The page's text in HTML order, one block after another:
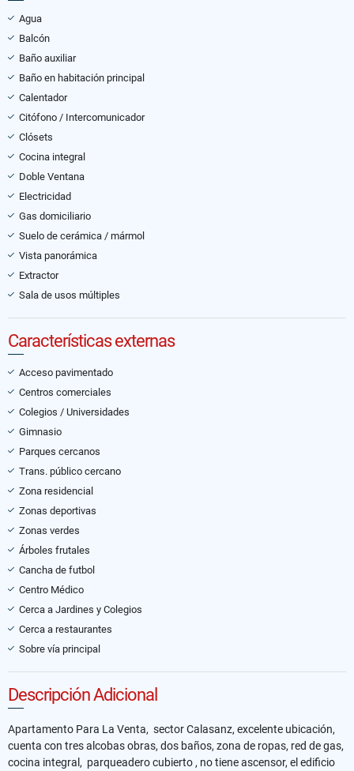
Agua
Balcón
Baño auxiliar
Baño en habitación principal
Calentador
Citófono / Intercomunicador
Clósets
Cocina integral
Doble Ventana
Electricidad
Gas domiciliario
Suelo de cerámica / mármol
Vista panorámica
Extractor
Sala de usos múltiples
Características externas
Acceso pavimentado
Centros comerciales
Colegios / Universidades
Gimnasio
Parques cercanos
Trans. público cercano
Zona residencial
Zonas deportivas
Zonas verdes
Árboles frutales
Cancha de futbol
Centro Médico
Cerca a Jardines y Colegios
Cerca a restaurantes
Sobre vía principal
Descripción Adicional
Apartamento Para La Venta, sector Calasanz, excelente ubicación,
cuenta con tres alcobas obras, dos baños, zona de ropas, red de gas,
cocina integral, parqueadero cubierto , no tiene ascensor, el edificio